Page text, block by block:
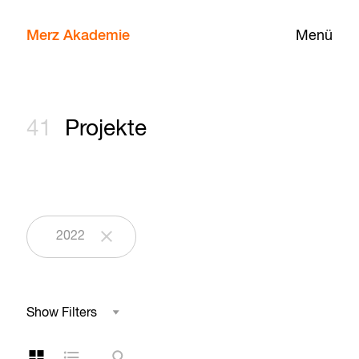
Menü
Merz Akademie
41 Projekte
2022
Show Filters